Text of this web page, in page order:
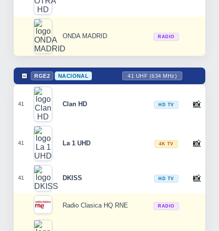
ONDA MADRID RADIO
RGE2 NACIONAL 41 UHF (634 MHz)
41 Clan HD HD TV 📸
41 La 1 UHD 4K TV 📸
41 DKISS HD TV 📸
Radio Clasica HQ RNE RADIO